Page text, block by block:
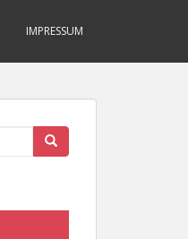
IMPRESSUM